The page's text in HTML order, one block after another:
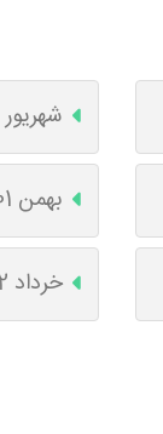
شهریور 01
بهمن 01
خرداد 02